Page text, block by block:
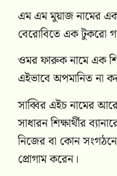
এম এম মুয়াজ নামের এক
বেরোবিতে এক টুকরো
ওমর ফারুক নামে এক
এইভাবে অপমানিত না
সাব্বির এইচ নামের
সাধারন শিক্ষার্থীর
নিজের বা কোন
প্রোগাম করেন।